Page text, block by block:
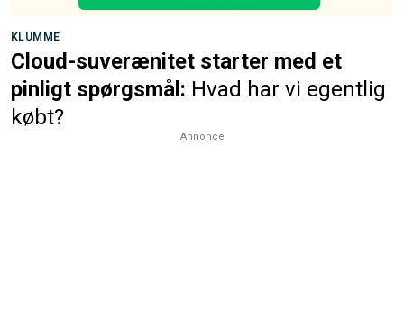
KLUMME
Cloud-suverænitet starter med et
pinligt spørgsmål: Hvad har vi egentlig
købt?
Annonce